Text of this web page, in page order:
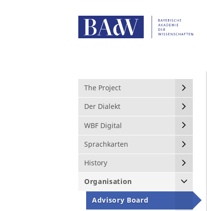
The Project
Der Dialekt
WBF Digital
Sprachkarten
History
Organisation
Advisory Board